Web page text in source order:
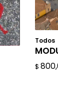
Todos
$